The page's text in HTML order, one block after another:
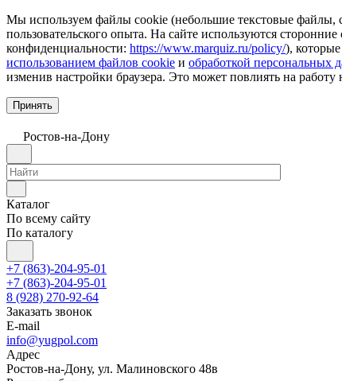
Мы используем файлы cookie (небольшие текстовые файлы,
пользовательского опыта. На сайте используются
конфиденциальности: https://www.marquiz.ru/policy/),
использованием файлов cookie и обработкой персональных
изменив настройки браузера. Это может повлиять на
Принять
Ростов-на-Дону
Каталог
По всему сайту
По каталогу
+7 (863)-204-95-01
+7 (863)-204-95-01
8 (928) 270-92-64
Заказать звонок
E-mail
info@yugpol.com
Адрес
Ростов-на-Дону, ул. Малиновского 48в